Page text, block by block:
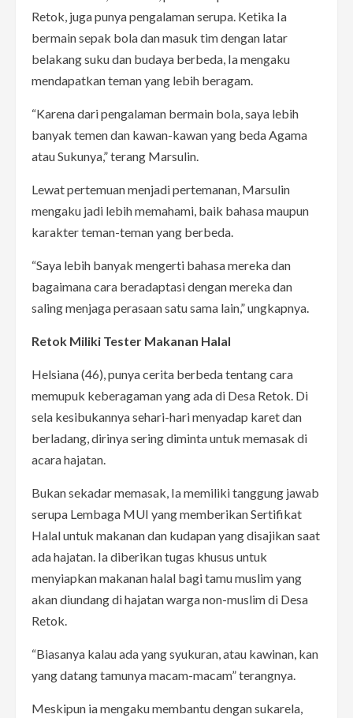
Retok, juga punya pengalaman serupa. Ketika Ia
bermain sepak bola dan masuk tim dengan latar
belakang suku dan budaya berbeda, Ia mengaku
mendapatkan teman yang lebih beragam.
“Karena dari pengalaman bermain bola, saya lebih
banyak temen dan kawan-kawan yang beda Agama
atau Sukunya,” terang Marsulin.
Lewat pertemuan menjadi pertemanan, Marsulin
mengaku jadi lebih memahami, baik bahasa maupun
karakter teman-teman yang berbeda.
“Saya lebih banyak mengerti bahasa mereka dan
bagaimana cara beradaptasi dengan mereka dan
saling menjaga perasaan satu sama lain,” ungkapnya.
Retok Miliki Tester Makanan Halal
Helsiana (46), punya cerita berbeda tentang cara
memupuk keberagaman yang ada di Desa Retok. Di
sela kesibukannya sehari-hari menyadap karet dan
berladang, dirinya sering diminta untuk memasak di
acara hajatan.
Bukan sekadar memasak, Ia memiliki tanggung jawab
serupa Lembaga MUI yang memberikan Sertifikat
Halal untuk makanan dan kudapan yang disajikan saat
ada hajatan. Ia diberikan tugas khusus untuk
menyiapkan makanan halal bagi tamu muslim yang
akan diundang di hajatan warga non-muslim di Desa
Retok.
“Biasanya kalau ada yang syukuran, atau kawinan, kan
yang datang tamunya macam-macam” terangnya.
Meskipun ia mengaku membantu dengan sukarela,